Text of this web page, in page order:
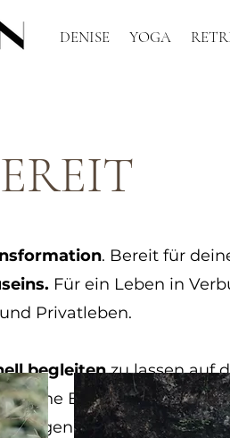
DENISE YOGA
. Bereit für
Für ein Leben in
Privatleben.
begleitenzu lassen auf
Deine Emotionen
zu empfangen.